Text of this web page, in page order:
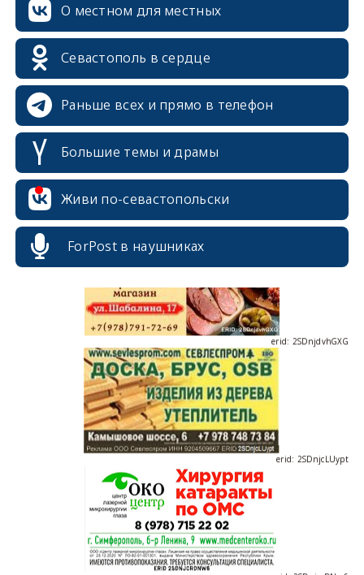
О местном для местных
Севастополь в сердце
Раньше всех и прямо в телефон
Большие темы и драмы
Живи по-севастопольски
ForPost в наушниках
erid: 2SDnjdPjgYS
erid: 2SDnjdvhGXG
erid: 2SDnjcrDNw6